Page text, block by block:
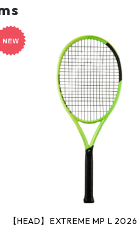
【HEAD】EXTREME MP L 2026